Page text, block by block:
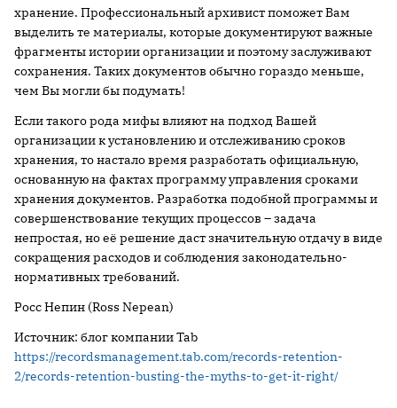
хранение. Профессиональный архивист поможет Вам
выделить те материалы, которые документируют важные
фрагменты истории организации и поэтому заслуживают
сохранения. Таких документов обычно гораздо меньше,
чем Вы могли бы подумать!
Если такого рода мифы влияют на подход Вашей
организации к установлению и отслеживанию сроков
хранения, то настало время разработать официальную,
основанную на фактах программу управления сроками
хранения документов. Разработка подобной программы и
совершенствование текущих процессов – задача
непростая, но её решение даст значительную отдачу в виде
сокращения расходов и соблюдения законодательно-
нормативных требований.
Росс Непин (Ross Nepean)
Источник: блог компании Tab
https://recordsmanagement.tab.com/records-retention-
2/records-retention-busting-the-myths-to-get-it-right/